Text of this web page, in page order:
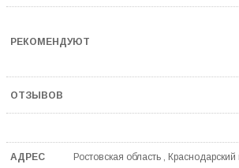
Ростовская область ,